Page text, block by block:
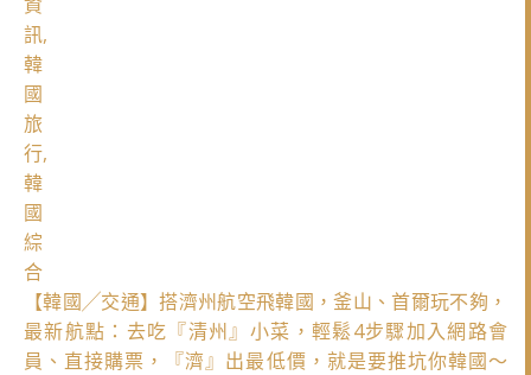
【韓國╱交通】搭濟州航空飛韓國，釜山、首爾玩不夠，
最新航點：去吃『清州』小菜，輕鬆4步驟加入網路會
員、直接購票，『濟』出最低價，就是要推坑你韓國～